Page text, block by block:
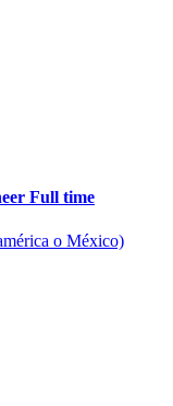
Full time
o México)